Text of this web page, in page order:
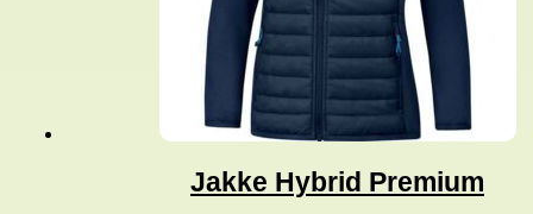
Jakke Hybrid Premium